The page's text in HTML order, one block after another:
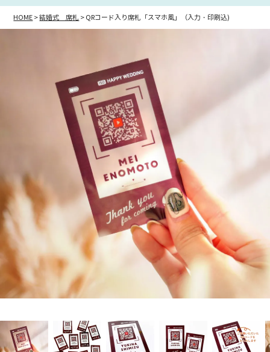
HOME 結婚式 席札 QRコード入り席札「スマホ風」（入力・印刷込)